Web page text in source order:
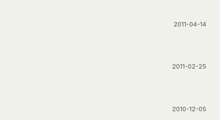
2011-04-14
2011-02-25
2010-12-05